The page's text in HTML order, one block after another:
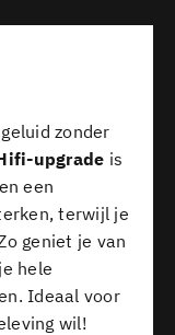
verschil
uit je
zonder
upgrade is
een
terwijl je
geniet je van
hele
Ideaal voor
wil!